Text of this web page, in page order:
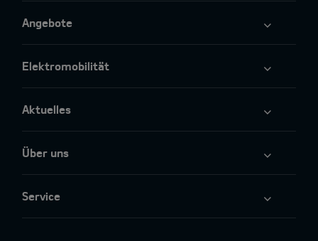
Angebote
Elektromobilität
Aktuelles
Über uns
Service